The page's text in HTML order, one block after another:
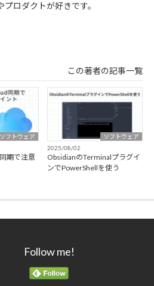
ロダクトが好きです。
この著者の記事一覧
ソフトウェア
期で注意
ソフトウェア
2025/08/02
ObsidianのTerminalプラグイ
ンでPowerShellを使う
Follow me!